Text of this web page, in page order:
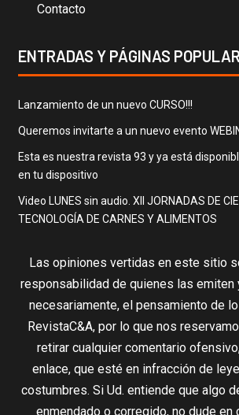
Contacto
ENTRADAS Y PÁGINAS
Lanzamiento de un nuevo CURSO!!!
Queremos invitarte a un nuevo evento
Esta es nuestra revista 93 y ya está
en tu dispositivo
Video LUNES sin audio. XII JORNADAS DE
TECNOLOGÍA DE CARNES Y ALIMENTOS
Las opiniones vertidas en este sitio
responsabilidad de quienes las emiten
necesariamente, el pensamiento de
RevistaC&A, por lo que nos
retirar cualquier comentario
enlace, que esté en infracción de
costumbres. Si Ud. entiende que algo
enmendado o corregido, no dude en